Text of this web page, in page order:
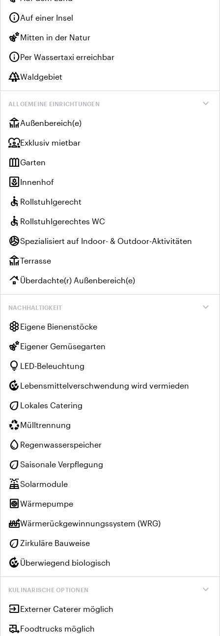
infoAuf einer Insel
emoji_natureMitten in der Natur
infoPer Wassertaxi erreichbar
forestWaldgebiet
expand_more
ALLGEMEINE EINRICHTUNGEN
deckAußenbereich(e)
diversity_1Exklusiv mietbar
outdoor_gardenGarten
yardInnenhof
accessible Rollstuhlgerecht
accessible Rollstuhlgerechtes WC
sports_volleyballSpezialisiert auf Indoor- & Outdoor-Aktivitäten
deckTerrasse
roofingÜberdachte(r) Außenbereich(e)
expand_more
NACHHALTIGKEIT
hiveEigene Bienenstöcke
emoji_natureEigener Gemüsegarten
lightbulb LED-Beleuchtung
compost Lebensmittelverschwendung wird vermieden
eco Lokales Catering
recyclingMülltrennung
water_drop Regenwasserspeicher
eco Saisonale Verpflegung
solar_powerSolarmodule
heat_pumpWärmepumpe
heat_pump_balanceWärmerückgewinnungssystem (WRG)
eco Zirkuläre Bauweise
compost Überwiegend biologisch
expand_more
KULINARISCHE OPTIONEN
inputExterner Caterer möglich
rv_hookupFoodtrucks möglich